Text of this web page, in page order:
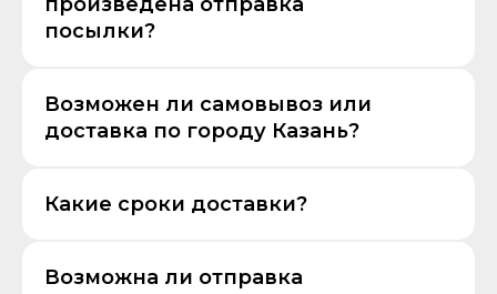
посылки?
Возможен ли самовывоз или
доставка по городу Казань?
Какие сроки доставки?
Возможна ли отправка